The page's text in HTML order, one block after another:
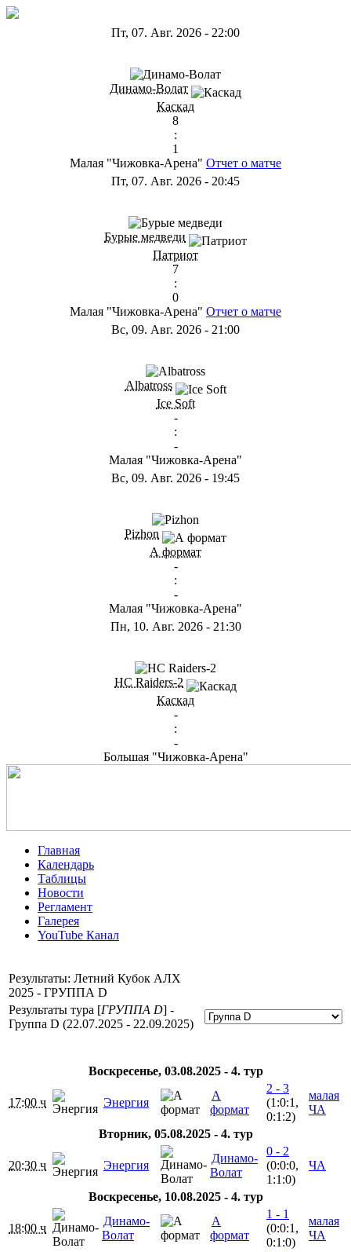
Пт, 07. Авг. 2026 - 22:00
Динамо-Волат
Каскад
8
:
1
Малая "Чижовка-Арена" Отчет о матче
Пт, 07. Авг. 2026 - 20:45
Бурые медведи
Патриот
7
:
0
Малая "Чижовка-Арена" Отчет о матче
Вс, 09. Авг. 2026 - 21:00
Albatross
Ice Soft
-
:
-
Малая "Чижовка-Арена"
Вс, 09. Авг. 2026 - 19:45
Pizhon
А формат
-
:
-
Малая "Чижовка-Арена"
Пн, 10. Авг. 2026- 21:30
HC Raiders-2
Каскад
-
:
-
Большая "Чижовка-Арена"
Главная
Календарь
Таблицы
Новости
Регламент
Галерея
YouTube Канал
Результаты: Летний Кубок АЛХ
2025 - ГРУППА D
Результаты тура [ГРУППА D] -
Группа D (22.07.2025 - 22.09.2025)
Воскресенье, 03.08.2025 - 4. тур
17:00 ч Энергия
А
формат
2 - 3
(1:0:1,
0:1:2)
малая
ЧА
Вторник, 05.08.2025 - 4. тур
20:30 ч Энергия
Динамо-
Волат
0 - 2
(0:0:0,
1:1:0)
ЧА
Воскресенье, 10.08.2025 - 4. тур
18:00 ч
Динамо-
Волат
А
формат
1 - 1
(0:0:1,
0:1:0)
малая
ЧА